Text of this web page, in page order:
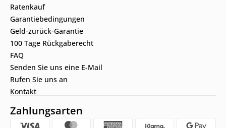
Ratenkauf
Garantiebedingungen
Geld-zurück-Garantie
100 Tage Rückgaberecht
FAQ
Senden Sie uns eine E-Mail
Rufen Sie uns an
Kontakt
Zahlungsarten